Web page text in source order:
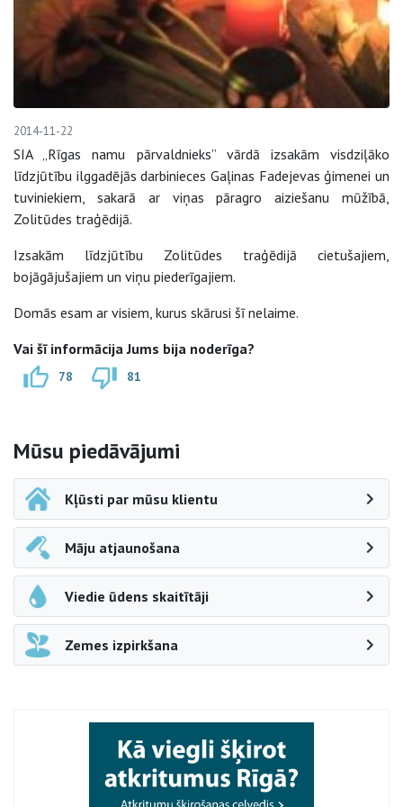
2014-11-22
SIA „Rīgas namu pārvaldnieks” vārdā izsakām visdziļāko
līdzjūtību ilggadējās darbinieces Gaļinas Fadejevas ģimenei un
tuviniekiem, sakarā ar viņas pāragro aiziešanu mūžībā,
Zolitūdes traģēdijā.
Izsakām līdzjūtību Zolitūdes traģēdijā cietušajiem,
bojāgājušajiem un viņu piederīgajiem.
Domās esam ar visiem, kurus skārusi šī nelaime.
Vai šī informācija Jums bija noderīga?
78 81
Sāna navigācija
Mūsu piedāvājumi
Kļūsti par mūsu klientu
Māju atjaunošana
Viedie ūdens skaitītāji
Zemes izpirkšana